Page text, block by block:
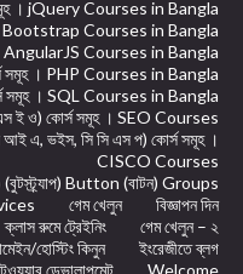
সমূহ । jQuery Courses in Bangla
। Bootstrap Courses in Bangla
। AngularJS Courses in Bangla
সমূহ । PHP Courses in Bangla
সমূহ । SQL Courses in Bangla
( এস ই ও) কোর্স সমূহ । SEO Courses
আই এ, ভইস, সি সি এস প) কোর্স সমূহ ।
CISCO Courses
Button (বাটন) Groups
গেম খেলুন
বিজ্ঞাপন দিন
ক্লাস রুমে ট্রেইনিং
গেম খেলুন – ২
হোস্টিং কিনুন
ইংরেজীতে ব্লগ
ডেভালাপমেন্ট
Welcome